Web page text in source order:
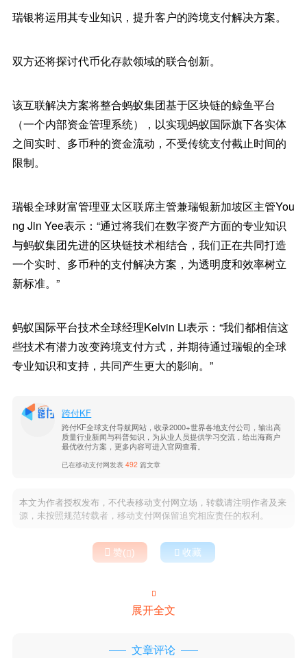
瑞银将运用其专业知识，提升客户的跨境支付解决方案。
双方还将探讨代币化存款领域的联合创新。
该互联解决方案将整合蚂蚁集团基于区块链的鲸鱼平台
（一个内部资金管理系统），以实现蚂蚁国际旗下各实体
之间实时、多币种的资金流动，不受传统支付截止时间的
限制。
瑞银全球财富管理亚太区联席主管兼瑞银新加坡区主管You
ng Jin Yee表示：“通过将我们在数字资产方面的专业知识
与蚂蚁集团先进的区块链技术相结合，我们正在共同打造
一个实时、多币种的支付解决方案，为透明度和效率树立
新标准。”
蚂蚁国际平台技术全球经理Kelvin Li表示：“我们都相信这
些技术有潜力改变跨境支付方式，并期待通过瑞银的全球
专业知识和支持，共同产生更大的影响。”
跨付KF
跨付KF全球支付导航网站，收录2000+世界各地支付公司，输出高
质量行业新闻与科普知识，为从业人员提供学习交流，给出海商户
最优收付方案，更多内容可进入官网查看。
已在移动支付网发表492 篇文章
本文为作者授权发布，不代表移动支付网立场，转载请注明作者及来
源，未按照规范转载者，移动支付网保留追究相应责任的权利。
 赞()  收藏

展开全文
文章评论